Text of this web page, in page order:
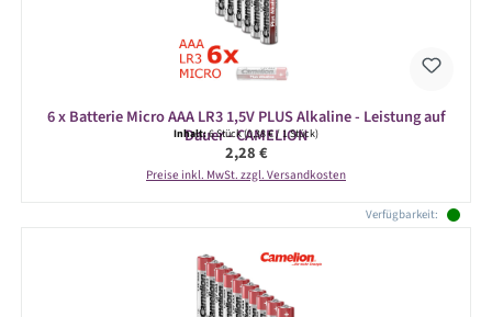
6 x Batterie Micro AAA LR3 1,5V PLUS Alkaline - Leistung auf
Dauer - CAMELION
Inhalt:6 Stück(0,38 € / 1 Stück)
Regulärer Preis:
2,28 €
Preise inkl. MwSt. zzgl. Versandkosten
Verfügbarkeit: